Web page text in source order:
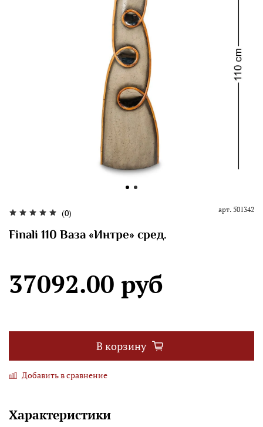
(0) арт. 501342
Finali 110 Ваза «Интре» сред.
37092.00 руб
В корзину
Добавить в сравнение
Характеристики